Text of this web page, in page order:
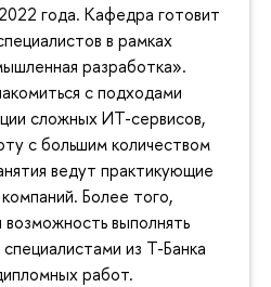
года. Кафедра готовит
в рамках
разработка».
с подходами
сложных ИТ-сервисов,
с большим количеством
ведут практикующие
Более того,
выполнять
из Т-Банка
работ.